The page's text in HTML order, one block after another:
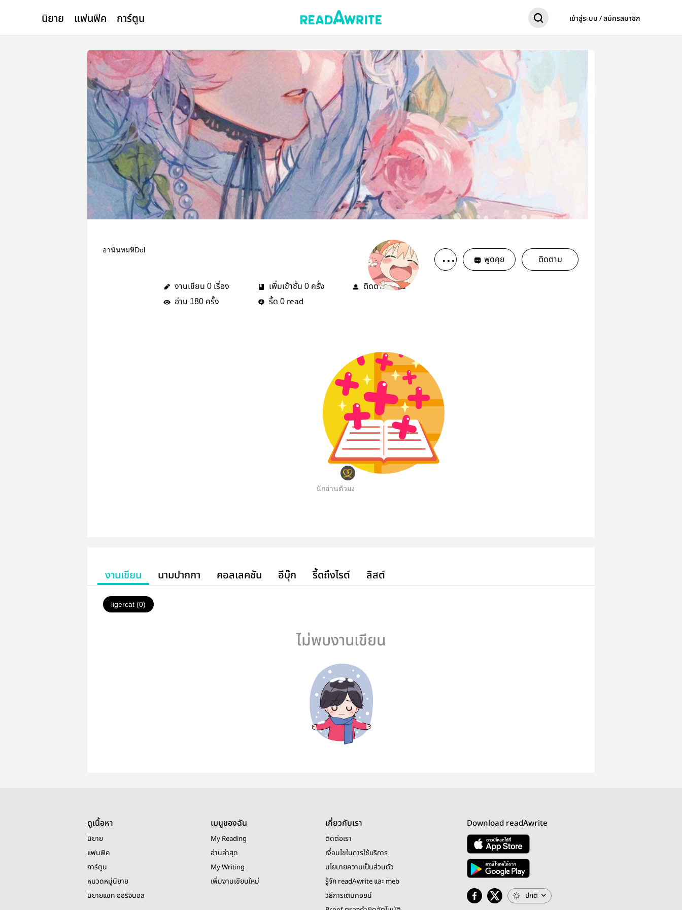
นิยาย แฟนฟิค การ์ตูน เข้าสู่ระบบ / สมัครสมาชิก
อานันทมหิDol
พูดคุย ติดตาม
งานเขียน 0 เรื่อง เพิ่มเข้าชั้น 0 ครั้ง ติดตาม4คน
อ่าน 180 ครั้ง รี้ด 0 read
นักอ่านตัวยง
งานเขียน นามปากกา คอลเลคชัน อีบุ๊ก รี้ดถึงไรต์ ลิสต์
ligercat (0)
ไม่พบงานเขียน
ดูเนื้อหา
นิยาย
แฟนฟิค
การ์ตูน
หมวดหมู่นิยาย
นิยายแชท ออริจินอล
เมนูของฉัน
My Reading
อ่านล่าสุด
My Writing
เพิ่มงานเขียนใหม่
เกี่ยวกับเรา
ติดต่อเรา
เงื่อนไขในการใช้บริการ
นโยบายความเป็นส่วนตัว
รู้จัก readAwrite และ meb
วิธีการเติมคอยน์
Download readAwrite
ปกติ